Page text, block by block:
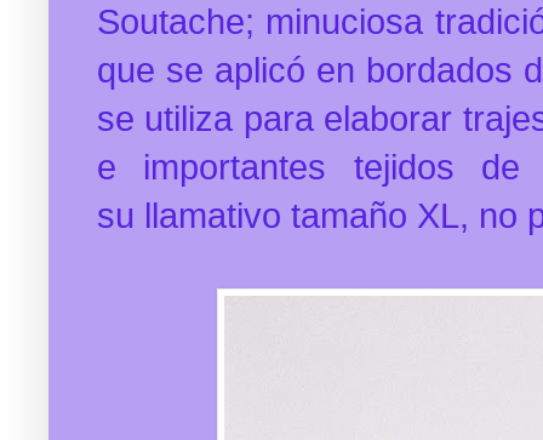
Soutache; minuciosa
que se aplicó en bordados
se utiliza para elaborar
e importantes tejidos
su llamativo tamaño XL, no